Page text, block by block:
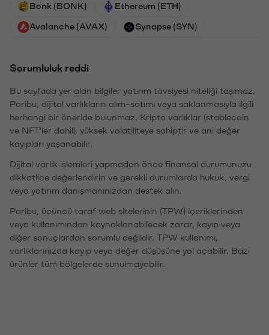
Bonk (BONK) Ethereum (ETH)
Avalanche (AVAX) Synapse (SYN)
Sorumluluk reddi
Bu sayfada yer alan bilgiler yatırım tavsiyesi niteliği taşımaz.
Paribu, dijital varlıkların alım-satımı veya saklanmasıyla ilgili
herhangi bir öneride bulunmaz. Kripto varlıklar (stablecoin
ve NFT'ler dahil), yüksek volatiliteye sahiptir ve ani değer
kayıpları yaşanabilir.
Dijital varlık işlemleri yapmadan önce finansal durumunuzu
dikkatlice değerlendirin ve gerekli durumlarda hukuk, vergi
veya yatırım danışmanınızdan destek alın.
Paribu, üçüncü taraf web sitelerinin (TPW) içeriklerinden
veya kullanımından kaynaklanabilecek zarar, kayıp veya
diğer sonuçlardan sorumlu değildir. TPW kullanımı,
varlıklarınızda kayıp veya değer düşüşüne yol açabilir. Bazı
ürünler tüm bölgelerde sunulmayabilir.